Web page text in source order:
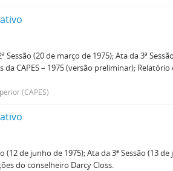
(20 de março de 1975); Ata da 3ª
CAPES – 1975 (versão preliminar); Relatório
(CAPES)
(12 de junho de 1975); Ata da 3ª Sessão (13
do conselheiro Darcy Closs.